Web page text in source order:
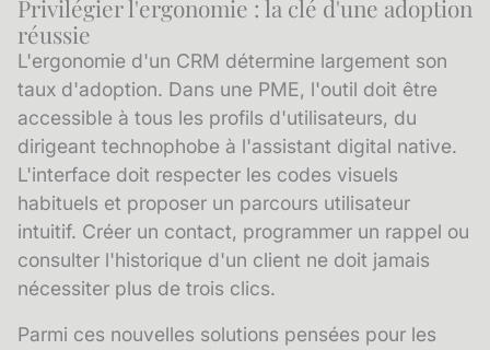
Privilégier l'ergonomie : la clé d'une adoption
réussie
L'ergonomie d'un CRM détermine largement son
taux d'adoption. Dans une PME, l'outil doit être
accessible à tous les profils d'utilisateurs, du
dirigeant technophobe à l'assistant digital native.
L'interface doit respecter les codes visuels
habituels et proposer un parcours utilisateur
intuitif. Créer un contact, programmer un rappel ou
consulter l'historique d'un client ne doit jamais
nécessiter plus de trois clics.
Parmi ces nouvelles solutions pensées pour les